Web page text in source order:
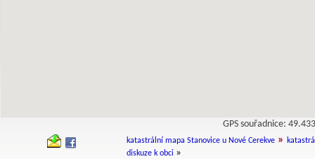
GPS souřadnice:
katastrální mapa Stanovice u Nové Cerekve »
diskuze k obci »